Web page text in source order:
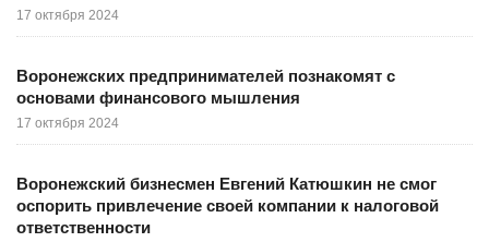
17 октября 2024
Воронежских предпринимателей познакомят с
основами финансового мышления
17 октября 2024
Воронежский бизнесмен Евгений Катюшкин не смог
оспорить привлечение своей компании к налоговой
ответственности